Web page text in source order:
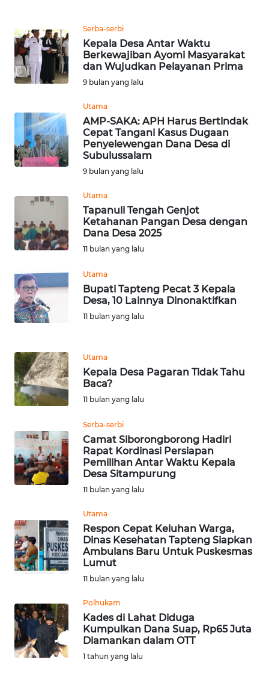
Serba-serbi
Kepala Desa Antar Waktu
Berkewajiban Ayomi Masyarakat
dan Wujudkan Pelayanan Prima
9 bulan yang lalu
Utama
AMP-SAKA: APH Harus Bertindak
Cepat Tangani Kasus Dugaan
Penyelewengan Dana Desa di
Subulussalam
9 bulan yang lalu
Utama
Tapanuli Tengah Genjot
Ketahanan Pangan Desa dengan
Dana Desa 2025
11 bulan yang lalu
Utama
Bupati Tapteng Pecat 3 Kepala
Desa, 10 Lainnya Dinonaktifkan
11 bulan yang lalu
Utama
Kepala Desa Pagaran Tidak Tahu
Baca?
11 bulan yang lalu
Serba-serbi
Camat Siborongborong Hadiri
Rapat Kordinasi Persiapan
Pemilihan Antar Waktu Kepala
Desa Sitampurung
11 bulan yang lalu
Utama
Respon Cepat Keluhan Warga,
Dinas Kesehatan Tapteng Siapkan
Ambulans Baru Untuk Puskesmas
Lumut
11 bulan yang lalu
Polhukam
Kades di Lahat Diduga
Kumpulkan Dana Suap, Rp65 Juta
Diamankan dalam OTT
1 tahun yang lalu
WN
NTB
WN
WN
SULBAR
SUMBAR
SUMSEL
WN
BENGKULU
WN
LAMPUNG
WN
JATENG
WN
NUSANTARA
WN
WN
JATIM
WN
WN
KALBAR